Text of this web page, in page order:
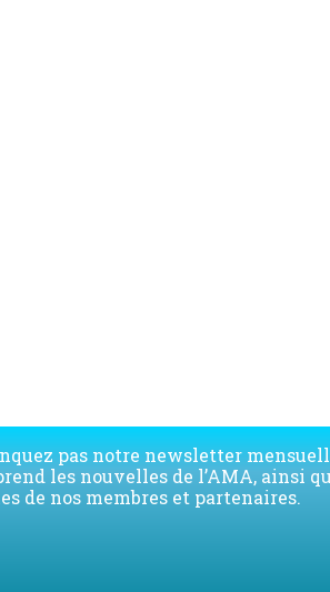
pas notre newsletter
les nouvelles de l’AMA, ainsi
de nos membres et partenaires.